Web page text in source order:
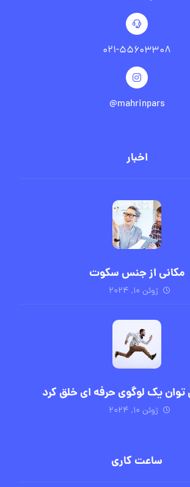
۰۲۱-۵۵۶۰۳۳۰۸
mahrinpars@
اخبار
مکانی از جنس سکوت
ژوئن ۱۰, ۲۰۲۴
یک لوگوی حرفه ای خلق کرد
ژوئن ۱۰, ۲۰۲۴
ساعت کاری